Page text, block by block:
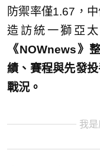
防禦率僅1.67，
造訪統一獅亞
《NOWnews》
績、賽程與先發
戰況。
我